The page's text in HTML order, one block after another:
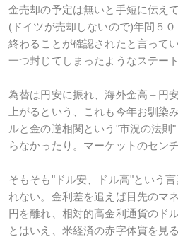
金売却の予定は無いと手短に伝え
(ドイツが売却しないので)年間５
終わることが確認されたと言って
一つ封じてしまったようなステー
為替は円安に振れ、海外金高＋円
上がるという、これも今年お馴染
ルと金の逆相関という"市況の法則
らなかったり。マーケットのセン
そもそも"ドル安、ドル高"という
れない。金利差を追えば目先のマ
円を離れ、相対的高金利通貨のド
とはいえ、米経済の赤字体質を見